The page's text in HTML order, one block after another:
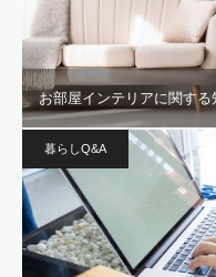
お部屋インテリアに関す
暮らしQ&A